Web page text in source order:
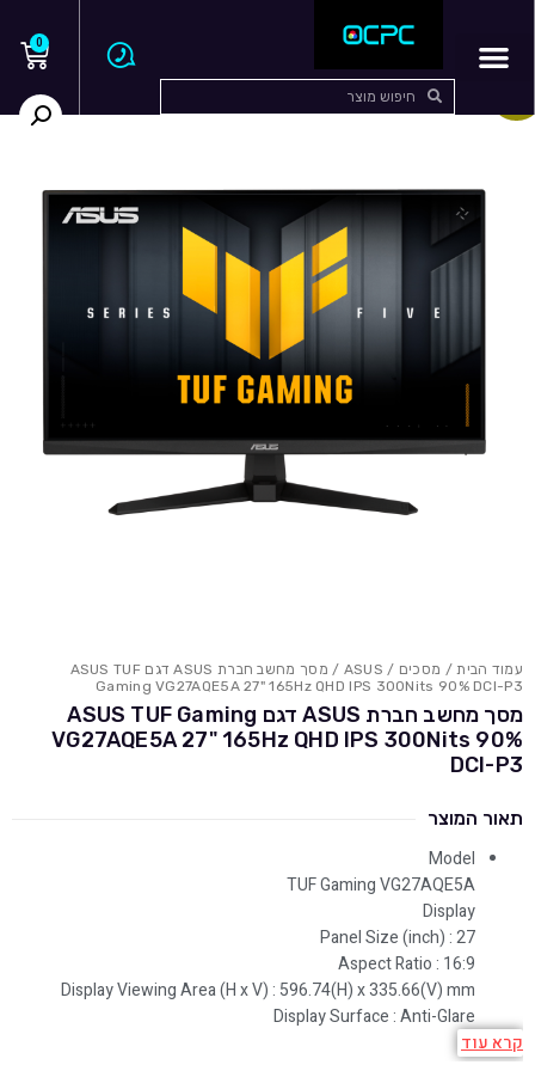
0
עמוד הבית/ מסכים /
ASUS
/ מסך מחשב חברת ASUS דגם ASUS TUF
Gaming VG27AQE5A 27" 165Hz QHD IPS 300Nits 90% DCI-P3
מסך מחשב חברת ASUS דגם ASUS TUF Gaming
VG27AQE5A 27" 165Hz QHD IPS 300Nits 90%
DCI-P3
תאור המוצר
Model
TUF Gaming VG27AQE5A
Display
Panel Size (inch) : 27
Aspect Ratio : 16:9
Display Viewing Area (H x V) : 596.74(H) x 335.66(V) mm
Display Surface : Anti-Glare
Backlight Type : LEDקרא עוד